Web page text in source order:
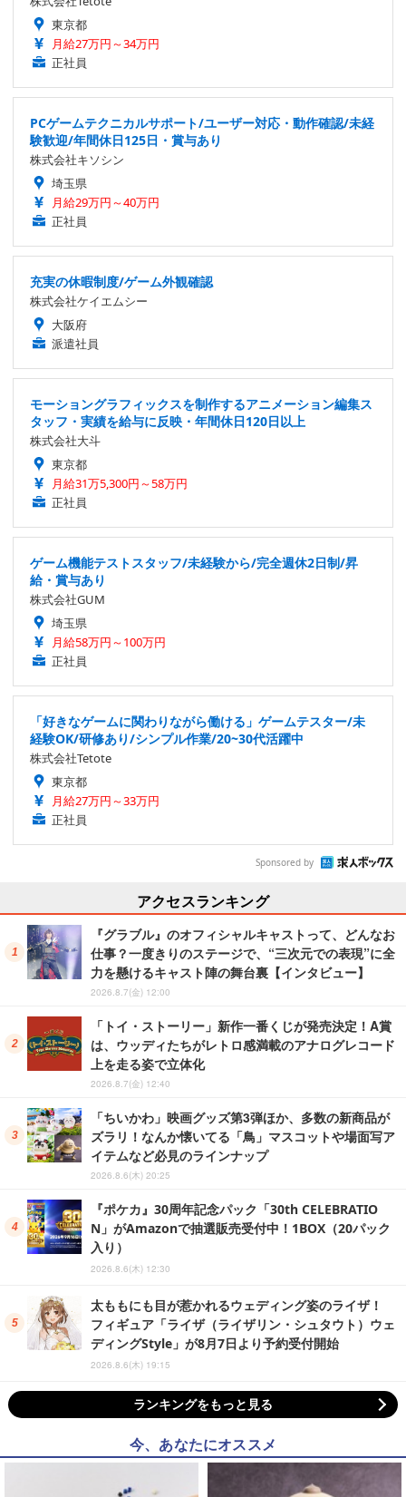
東京都
月給27万円～34万円
正社員
PCゲームテクニカルサポート/ユーザー対応・動作確認/未経
験歓迎/年間休日125日・賞与あり
株式会社キソシン
埼玉県
月給29万円～40万円
正社員
充実の休暇制度/ゲーム外観確認
株式会社ケイエムシー
大阪府
派遣社員
モーショングラフィックスを制作するアニメーション編集ス
タッフ・実績を給与に反映・年間休日120日以上
株式会社大斗
東京都
月給31万5,300円～58万円
正社員
ゲーム機能テストスタッフ/未経験から/完全週休2日制/昇
給・賞与あり
株式会社GUM
埼玉県
月給58万円～100万円
正社員
「好きなゲームに関わりながら働ける」ゲームテスター/未
経験OK/研修あり/シンプル作業/20~30代活躍中
株式会社Tetote
東京都
月給27万円～33万円
正社員
Sponsored by
アクセスランキング
『グラブル』のオフィシャルキャストって、どんなお
仕事？一度きりのステージで、“三次元での表現”に全
力を懸けるキャスト陣の舞台裏【インタビュー】
2026.8.7(金) 12:00
「トイ・ストーリー」新作一番くじが発売決定！A賞
は、ウッディたちがレトロ感満載のアナログレコード
上を走る姿で立体化
2026.8.7(金) 12:40
「ちいかわ」映画グッズ第3弾ほか、多数の新商品が
ズラリ！なんか懐いてる「鳥」マスコットや場面写ア
イテムなど必見のラインナップ
2026.8.6(木) 20:25
『ポケカ』30周年記念パック「30th CELEBRATIO
N」がAmazonで抽選販売受付中！1BOX（20パック
入り）
2026.8.6(木) 12:30
太ももにも目が惹かれるウェディング姿のライザ！
フィギュア「ライザ（ライザリン・シュタウト）ウェ
ディングStyle」が8月7日より予約受付開始
2026.8.6(木) 19:15
ランキングをもっと見る
今、あなたにオススメ